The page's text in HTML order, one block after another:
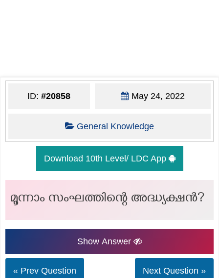
ID:#20858 May 24, 2022
General Knowledge
Download 10th Level/ LDC App
മൂന്നാം സംഘത്തിന്റെ അദ്ധ്യക്ഷൻ?
Show Answer
« Prev Question Next Question »